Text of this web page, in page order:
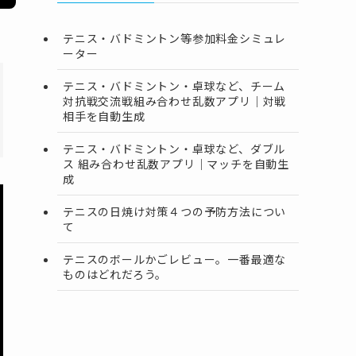
テニス・バドミントン等参加料金シミュレ
ーター
テニス・バドミントン・卓球など、チーム
対抗戦交流戦組み合わせ乱数アプリ｜対戦
相手を自動生成
テニス・バドミントン・卓球など、ダブル
ス 組み合わせ乱数アプリ｜マッチを自動生
成
テニスの日焼け対策４つの予防方法につい
て
テニスのボールかごレビュー。一番最適な
ものはどれだろう。